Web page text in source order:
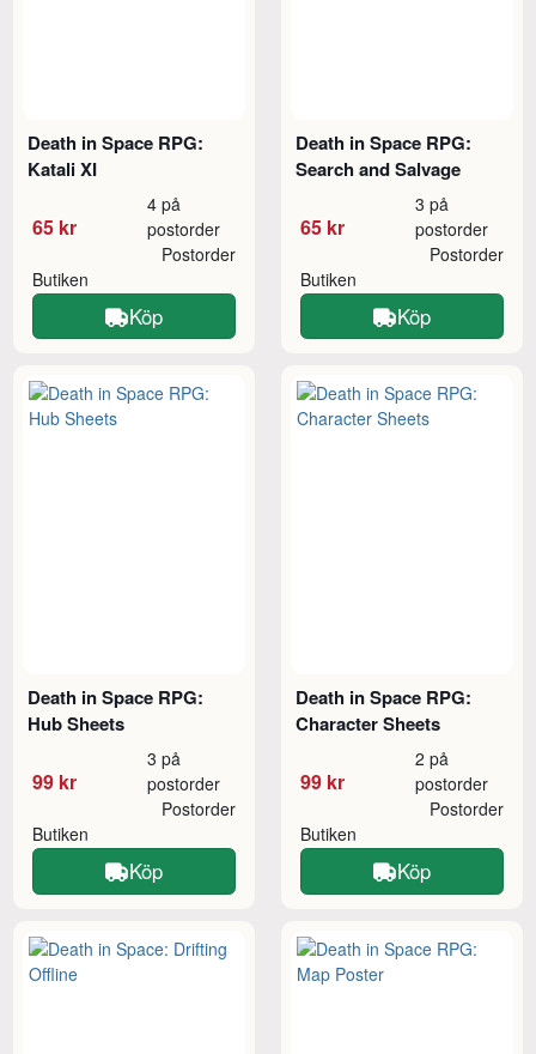
Death in Space RPG:
Katali XI
65 kr
4 på
postorder
Butiken
Postorder
Köp
Death in Space RPG:
Search and Salvage
65 kr
3 på
postorder
Butiken
Postorder
Köp
Death in Space RPG:
Hub Sheets
99 kr
3 på
postorder
Butiken
Postorder
Köp
Death in Space RPG:
Character Sheets
99 kr
2 på
postorder
Butiken
Postorder
Köp